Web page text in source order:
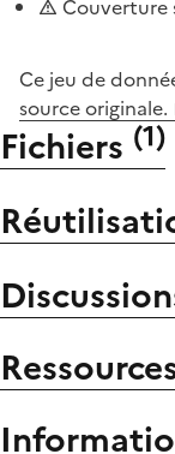
Couverture
Ce jeu de
source originale.
Fichiers (1)